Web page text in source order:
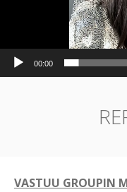
00:00
VASTUU GROUPIN